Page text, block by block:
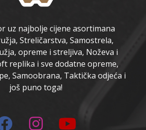
uz najbolje cijene asortimana
Streličarstva, Samostrela,
opreme i streljiva, Noževa i
replika i sve dodatne opreme,
Samoobrana, Taktička odjeća i
još puno toga!